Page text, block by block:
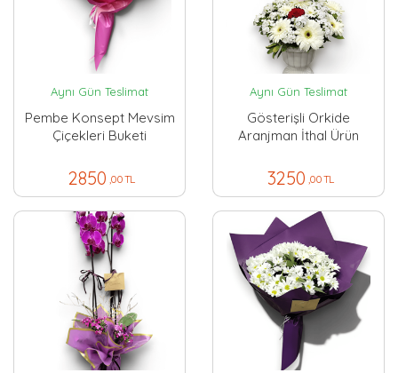
Aynı Gün Teslimat
Pembe Konsept Mevsim
Çiçekleri Buketi
2850 ,00 TL
Aynı Gün Teslimat
Gösterişli Orkide
Aranjman İthal Ürün
3250 ,00 TL